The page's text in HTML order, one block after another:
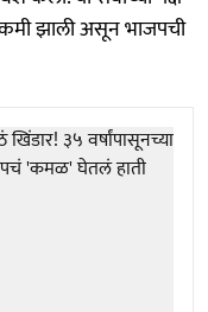
झाली असून भाजपची